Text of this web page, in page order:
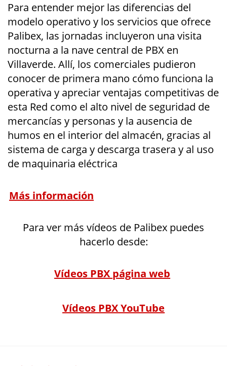
Para entender mejor las diferencias del
modelo operativo y los servicios que ofrece
Palibex, las jornadas incluyeron una visita
nocturna a la nave central de PBX en
Villaverde. Allí, los comerciales pudieron
conocer de primera mano cómo funciona la
operativa y apreciar ventajas competitivas de
esta Red como el alto nivel de seguridad de
mercancías y personas y la ausencia de
humos en el interior del almacén, gracias al
sistema de carga y descarga trasera y al uso
de maquinaria eléctrica
Más información
Para ver más vídeos de Palibex puedes
hacerlo desde:
Vídeos PBX página web
Vídeos PBX YouTube